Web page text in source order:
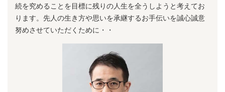
続を究めることを⽬標に残りの⼈⽣を全うしようと考えてお
ります。先⼈の⽣き⽅や思いを承継するお⼿伝いを誠⼼誠意
努めさせていただくために・・